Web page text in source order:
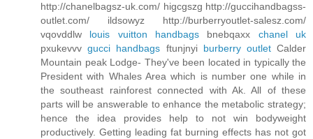
http://chanelbagsz-uk.com/ higcgszg http://guccihandbagss-
outlet.com/ ildsowyz http://burberryoutlet-salesz.com/
vqovddlw louis vuitton handbags bnebqaxx chanel uk
pxukevvvgucci handbags ftunjnyi burberry outletCalder
Mountain peak Lodge- They've been located in typically the
President with Whales Area which is number one while in
the southeast rainforest connected with Ak. All of these
parts will be answerable to enhance the metabolic strategy;
hence the idea provides help to not win bodyweight
productively. Getting leading fat burning effects has not got